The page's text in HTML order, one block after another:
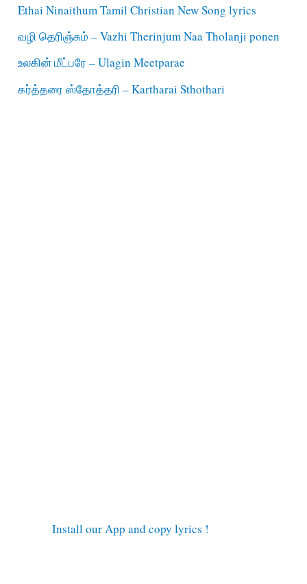
Ethai Ninaithum Tamil Christian New Song lyrics
வழி தெரிஞ்சும் – Vazhi Therinjum Naa Tholanji ponen
உலகின் மீட்பரே – Ulagin Meetparae
கர்த்தரை ஸ்தோத்தரி – Kartharai Sthothari
Install our App and copy lyrics !